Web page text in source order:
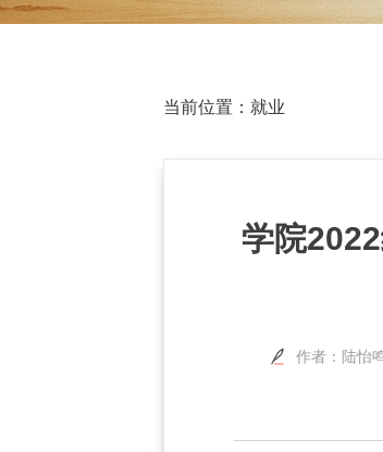
当前位置： 就业
学院
作者：陆怡